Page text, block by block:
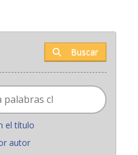
Buscar
el título
autor